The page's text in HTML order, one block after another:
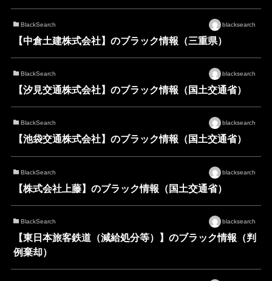
BlackSearch blacksearch
【中倉土建株式会社】のブラック情報（三重県）
BlackSearch blacksearch
【汐見交通株式会社】のブラック情報（国土交通省）
BlackSearch blacksearch
【池袋交通株式会社】のブラック情報（国土交通省）
BlackSearch blacksearch
【株式会社上藤】のブラック情報（国土交通省）
BlackSearch blacksearch
【東日本旅客鉄道（減給処分等）】のブラック情報（判
例棄却）